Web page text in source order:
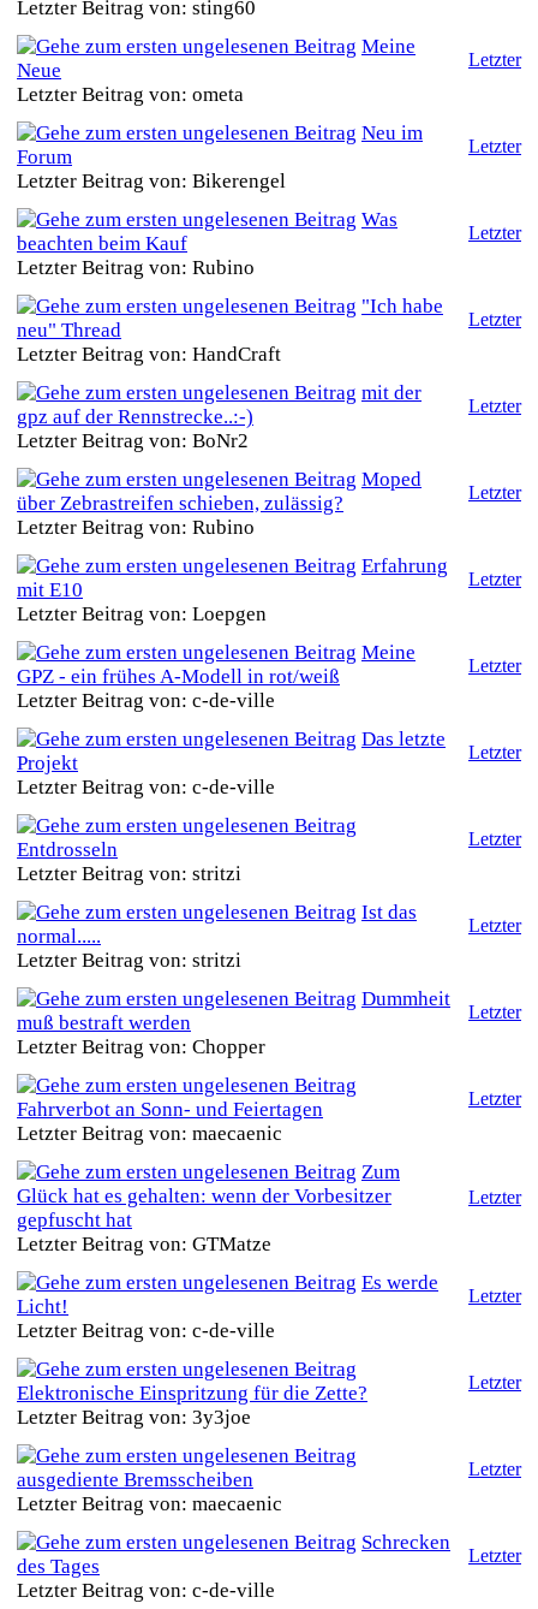
Letzter Beitrag von: sting60
Meine
Neue
Letzter Beitrag von: ometa
Letzter
Neu im
Forum
Letzter Beitrag von: Bikerengel
Letzter
Was
beachten beim Kauf
Letzter Beitrag von: Rubino
Letzter
"Ich habe
neu" Thread
Letzter Beitrag von: HandCraft
Letzter
mit der
gpz auf der Rennstrecke..:-)
Letzter Beitrag von: BoNr2
Letzter
Moped
über Zebrastreifen schieben, zulässig?
Letzter Beitrag von: Rubino
Letzter
Erfahrung
mit E10
Letzter Beitrag von: Loepgen
Letzter
Meine
GPZ - ein frühes A-Modell in rot/weiß
Letzter Beitrag von: c-de-ville
Letzter
Das letzte
Projekt
Letzter Beitrag von: c-de-ville
Letzter
Entdrosseln
Letzter Beitrag von: stritzi
Letzter
Ist das
normal.....
Letzter Beitrag von: stritzi
Letzter
Dummheit
muß bestraft werden
Letzter Beitrag von: Chopper
Letzter
Fahrverbot an Sonn- und Feiertagen
Letzter Beitrag von: maecaenic
Letzter
Zum
Glück hat es gehalten: wenn der Vorbesitzer
gepfuscht hat
Letzter Beitrag von: GTMatze
Letzter
Es werde
Licht!
Letzter Beitrag von: c-de-ville
Letzter
Elektronische Einspritzung für die Zette?
Letzter Beitrag von: 3y3joe
Letzter
ausgediente Bremsscheiben
Letzter Beitrag von: maecaenic
Letzter
Schrecken
des Tages
Letzter Beitrag von: c-de-ville
Letzter